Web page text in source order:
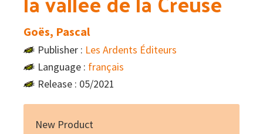
Goës, Pascal
Publisher : Les Ardents Éditeurs
Language : français
Release : 05/2021
New Product